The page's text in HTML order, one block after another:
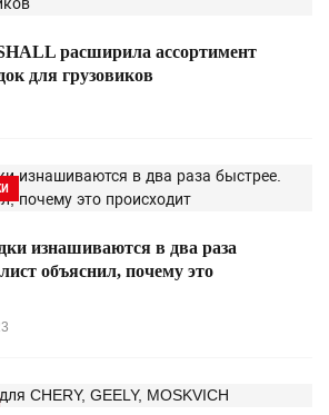
расширила ассортимент
для грузовиков
изнашиваются в два раза
объяснил, почему это